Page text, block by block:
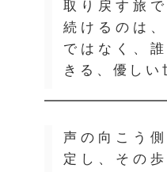
取り戻す旅
続けるのは
ではなく、
きる、優しい
声の向こう
定し、その